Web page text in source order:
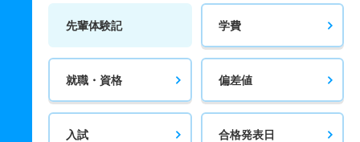
先輩体験記 学費
就職・資格 偏差値
入試 合格発表日